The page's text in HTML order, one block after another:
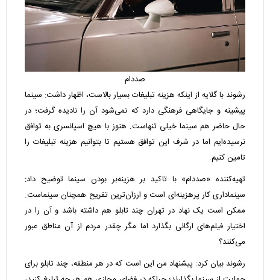
صددام
رشوند با گلایه از اینکه هزینه تبلیغات بسیار بالاست، اظهار داشت: سینما
پیشینه و جایگاهی فرهنگی دارد که نمی‌شود آن را نادیده گرفت؛ در
حال حاضر هم سینما خیلی تنهاست. هنوز با هیچ اسپانسری به توافق
نرسیده‌ایم اما در شرف این توافق هستیم تا بتوانیم هزینه تبلیغات را
تامین کنیم.
تهیه‌کننده «صددام» با تاکید بر هزینه‌بر بودن سینما توضیح داد:
سینماداری کار پرهزینه‌ای است و ارزان‌ترین تفریح همچنان سینماست.
ممکن است یک نهاد در تهران چند تابلو هم داشته باشد و آن را در
اختیار فیلم‌های ارگانی بگذارد اما مگر چقدر مردم از آن مناطق عبور
می‌کنند؟
رشوند بیان کرد: پیشنهاد من این است که در هر منطقه، چند تابلو برای